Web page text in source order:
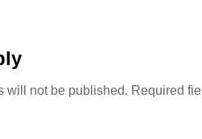
will not be published. Required